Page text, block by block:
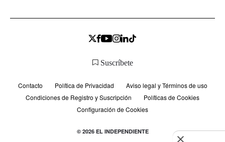
Suscríbete
Contacto Política de Privacidad
Aviso legal y Términos de uso
Condiciones de Registro y Suscripción
Políticas de Cookies
Configuración de Cookies
© 2026 EL INDEPENDIENTE